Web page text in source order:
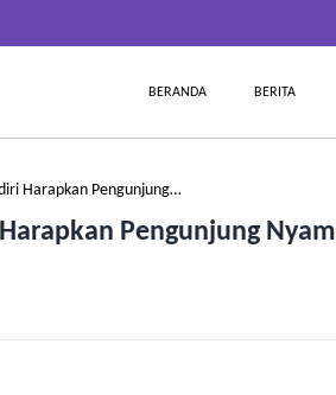
BERANDA BERITA
Harapkan Pengunjung…
Pengunjung